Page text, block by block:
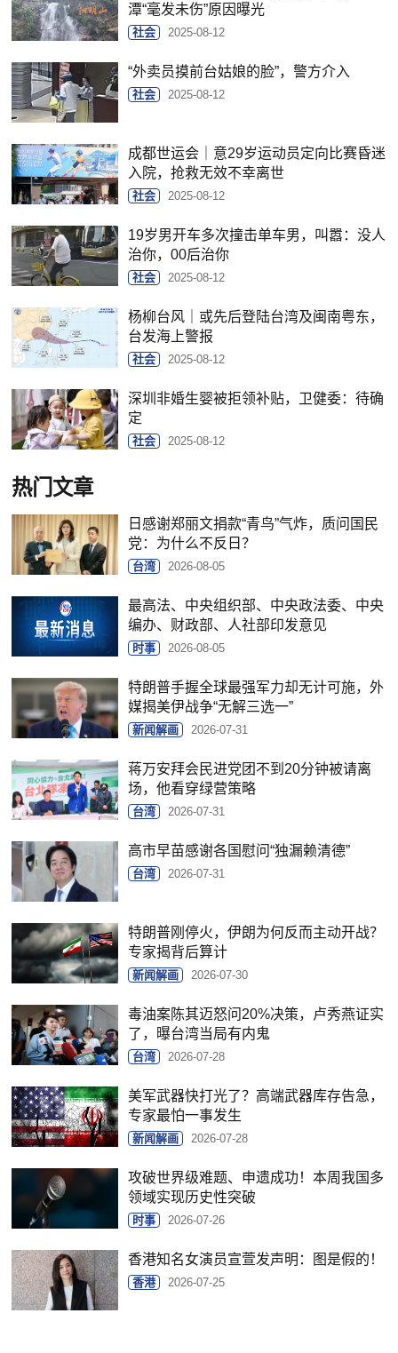
潭“毫发未伤”原因曝光
社会 2025-08-12
“外卖员摸前台姑娘的脸”，警方介入
社会 2025-08-12
成都世运会｜意29岁运动员定向比赛昏迷
入院，抢救无效不幸离世
社会 2025-08-12
19岁男开车多次撞击单车男，叫嚣：没人
治你，00后治你
社会 2025-08-12
杨柳台风｜或先后登陆台湾及闽南粤东，
台发海上警报
社会 2025-08-12
深圳非婚生婴被拒领补贴，卫健委：待确
定
社会 2025-08-12
热门文章
日感谢郑丽文捐款“青鸟”气炸，质问国民
党：为什么不反日？
台湾 2026-08-05
最高法、中央组织部、中央政法委、中央
编办、财政部、人社部印发意见
时事 2026-08-05
特朗普手握全球最强军力却无计可施，外
媒揭美伊战争“无解三选一”
新闻解画 2026-07-31
蒋万安拜会民进党团不到20分钟被请离
场，他看穿绿营策略
台湾 2026-07-31
高市早苗感谢各国慰问“独漏赖清德”
台湾 2026-07-31
特朗普刚停火，伊朗为何反而主动开战？
专家揭背后算计
新闻解画 2026-07-30
毒油案陈其迈怒问20%决策，卢秀燕证实
了，曝台湾当局有内鬼
台湾 2026-07-28
美军武器快打光了？高端武器库存告急，
专家最怕一事发生
新闻解画 2026-07-28
攻破世界级难题、申遗成功！本周我国多
领域实现历史性突破
时事 2026-07-26
香港知名女演员宣萱发声明：图是假的！
香港 2026-07-25